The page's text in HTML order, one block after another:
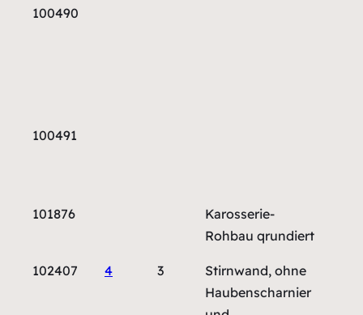
100490
100491
101876
Karosserie-
Rohbau qrundiert
102407 4 3
Stirnwand, ohne
Haubenscharnier